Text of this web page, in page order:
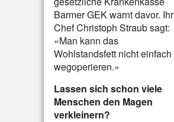
Barmer GEK warnt davor. Ihr
Chef Christoph Straub sagt:
«Man kann das
Wohlstandsfett nicht einfach
wegoperieren.»
Lassen sich schon viele
Menschen den Magen
verkleinern?